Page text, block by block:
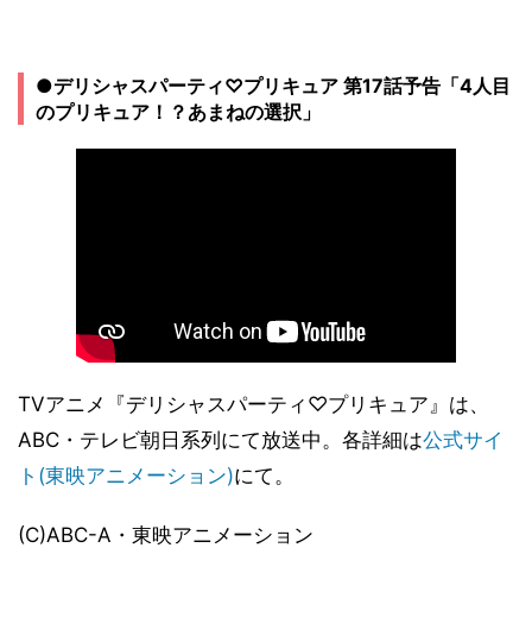
●デリシャスパーティ♡プリキュア 第17話予告「4人目
のプリキュア！？あまねの選択」
TVアニメ『デリシャスパーティ♡プリキュア』は、
ABC・テレビ朝日系列にて放送中。各詳細は公式サイ
ト(東映アニメーション)にて。
(C)ABC-A・東映アニメーション